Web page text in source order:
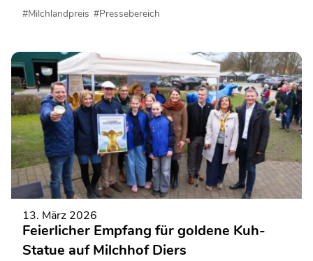
Anbringung der Hofschilder wurden die Betriebe nun auch
sichtbar als „Beste Milcherzeuger Niedersachsens“
#Milchlandpreis #Pressebereich
13. März 2026
Feierlicher Empfang für goldene Kuh-
Statue auf Milchhof Diers